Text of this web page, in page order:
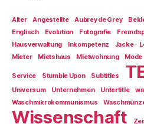
Alter Angestellte Aubrey de Grey
Englisch
Evolution Fotografie
Hausverwaltung
Inkompetenz Jacke
Mieter
Mietshaus Mietwohnung Mode
Service Stumble Upon Subtitles
Universum
Unternehmen Untertitle
Waschmikrokommunismus
Wissenschaft